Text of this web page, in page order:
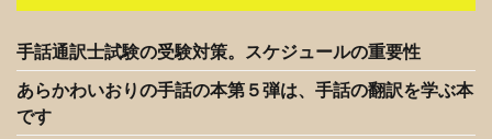
手話通訳士試験の受験対策。スケジュールの重要性
あらかわいおりの手話の本第５弾は、手話の翻訳を学ぶ本
です